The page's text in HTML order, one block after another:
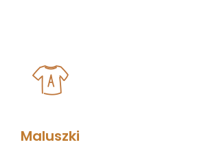
Maluszki